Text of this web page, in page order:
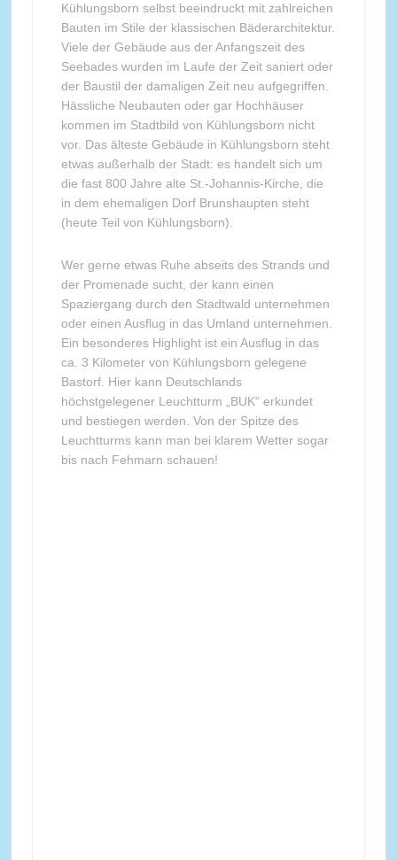
Kühlungsborn selbst beeindruckt mit zahlreichen
Bauten im Stile der klassischen Bäderarchitektur.
Viele der Gebäude aus der Anfangszeit des
Seebades wurden im Laufe der Zeit saniert oder
der Baustil der damaligen Zeit neu aufgegriffen.
Hässliche Neubauten oder gar Hochhäuser
kommen im Stadtbild von Kühlungsborn nicht
vor. Das älteste Gebäude in Kühlungsborn steht
etwas außerhalb der Stadt: es handelt sich um
die fast 800 Jahre alte St.-Johannis-Kirche, die
in dem ehemaligen Dorf Brunshaupten steht
(heute Teil von Kühlungsborn).
Wer gerne etwas Ruhe abseits des Strands und
der Promenade sucht, der kann einen
Spaziergang durch den Stadtwald unternehmen
oder einen Ausflug in das Umland unternehmen.
Ein besonderes Highlight ist ein Ausflug in das
ca. 3 Kilometer von Kühlungsborn gelegene
Bastorf. Hier kann Deutschlands
höchstgelegener Leuchtturm „BUK“ erkundet
und bestiegen werden. Von der Spitze des
Leuchtturms kann man bei klarem Wetter sogar
bis nach Fehmarn schauen!